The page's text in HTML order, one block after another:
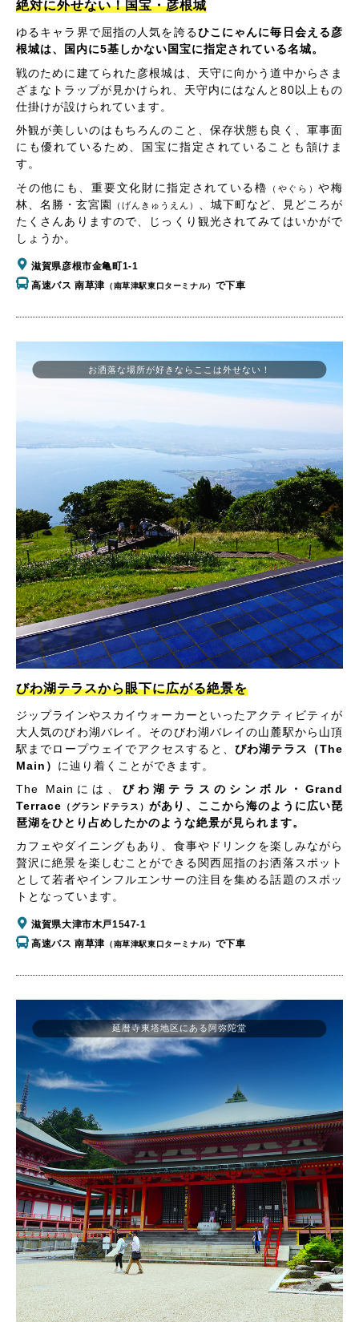
絶対に外せない！国宝・彦根城
ゆるキャラ界で屈指の人気を誇るひこにゃんに毎日会える彦
根城は、国内に5基しかない国宝に指定されている名城。
戦のために建てられた彦根城は、天守に向かう道中からさま
ざまなトラップが見かけられ、天守内にはなんと80以上もの
仕掛けが設けられています。
外観が美しいのはもちろんのこと、保存状態も良く、軍事面
にも優れているため、国宝に指定されていることも頷けま
す。
その他にも、重要文化財に指定されている櫓
（やぐら）や梅
林、名勝・玄宮園
（げんきゅうえん）
、城下町など、見どころが
たくさんありますので、じっくり観光されてみてはいかがで
しょうか。
滋賀県彦根市金亀町1-1
高速バス 南草津 （南草津駅東口ターミナル） で下車
びわ湖テラスから眼下に広がる絶景を
ジップラインやスカイウォーカーといったアクティビティが
大人気のびわ湖バレイ。そのびわ湖バレイの山麓駅から山頂
駅までロープウェイでアクセスすると、 びわ湖テラス（The
Main） に辿り着くことができます。
The Mainには、 びわ湖テラスのシンボル・Grand
Terrace （グランドテラス）があり、ここから海のように広い琵
琶湖をひとり占めしたかのような絶景が見られます。
カフェやダイニングもあり、食事やドリンクを楽しみながら
贅沢に絶景を楽しむことができる関西屈指のお洒落スポット
として若者やインフルエンサーの注目を集める話題のスポッ
トとなっています。
滋賀県大津市木戸1547-1
高速バス 南草津 （南草津駅東口ターミナル） で下車
お洒落な場所が好きならここは外せない！
延暦寺東塔地区にある阿弥陀堂